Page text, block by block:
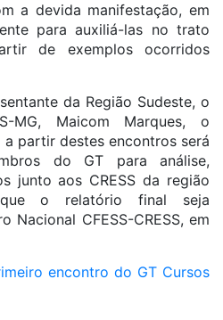
a devida manifestação, em
para auxiliá-las no trato
de exemplos ocorridos
da Região Sudeste, o
MG, Maicom Marques, o
partir destes encontros será
do GT para análise,
junto aos CRESS da região
que o relatório final seja
Nacional CFESS-CRESS, em
encontro do GT Cursos